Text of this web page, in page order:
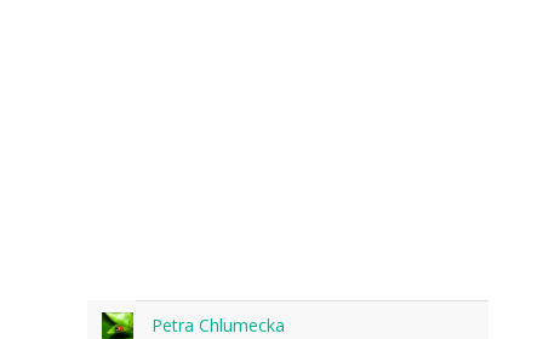
Petra Chlumecka